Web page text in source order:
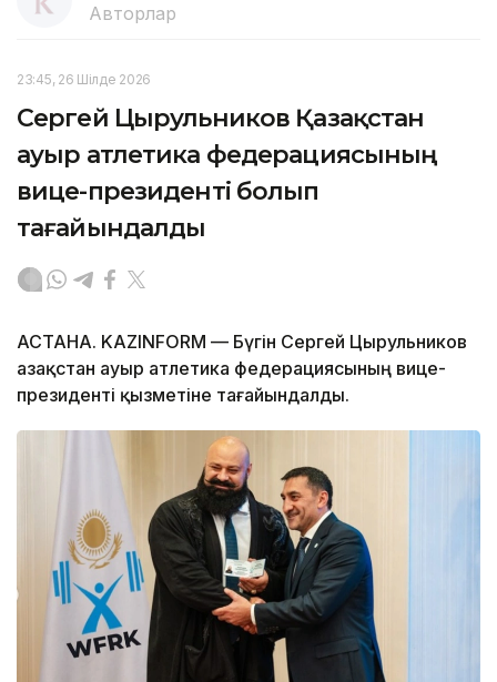
Авторлар
23:45, 26 Шілде 2026
Сергей Цырульников Қазақстан
ауыр атлетика федерациясының
вице-президенті болып
тағайындалды
АСТАНА. KAZINFORM — Бүгін Сергей Цырульников
Қазақстан ауыр атлетика федерациясының вице-
президенті қызметіне тағайындалды.